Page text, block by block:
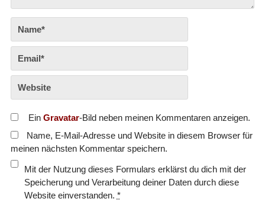
Ein Gravatar-Bild neben meinen Kommentaren anzeigen.
Name, E-Mail-Adresse und Website in diesem Browser für
meinen nächsten Kommentar speichern.
Mit der Nutzung dieses Formulars erklärst du dich mit der
Speicherung und Verarbeitung deiner Daten durch diese
Website einverstanden. *